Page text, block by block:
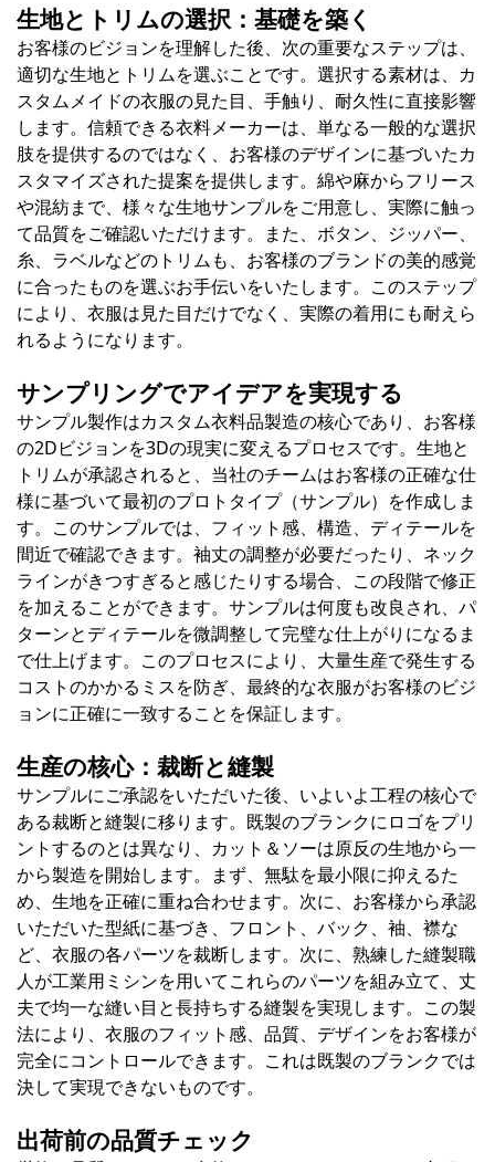
生地とトリムの選択：基礎を築く
お客様のビジョンを理解した後、次の重要なステップは、
適切な生地とトリムを選ぶことです。選択する素材は、カ
スタムメイドの衣服の見た目、手触り、耐久性に直接影響
します。信頼できる衣料メーカーは、単なる一般的な選択
肢を提供するのではなく、お客様のデザインに基づいたカ
スタマイズされた提案を提供します。綿や麻からフリース
や混紡まで、様々な生地サンプルをご用意し、実際に触っ
て品質をご確認いただけます。また、ボタン、ジッパー、
糸、ラベルなどのトリムも、お客様のブランドの美的感覚
に合ったものを選ぶお手伝いをいたします。このステップ
により、衣服は見た目だけでなく、実際の着用にも耐えら
れるようになります。
サンプリングでアイデアを実現する
サンプル製作はカスタム衣料品製造の核心であり、お客様
の2Dビジョンを3Dの現実に変えるプロセスです。生地と
トリムが承認されると、当社のチームはお客様の正確な仕
様に基づいて最初のプロトタイプ（サンプル）を作成しま
す。このサンプルでは、​​フィット感、構造、ディテールを
間近で確認できます。袖丈の調整が必要だったり、ネック
ラインがきつすぎると感じたりする場合、この段階で修正
を加えることができます。サンプルは何度も改良され、パ
ターンとディテールを微調整して完璧な仕上がりになるま
で仕上げます。このプロセスにより、大量生産で発生する
コストのかかるミスを防ぎ、最終的な衣服がお客様のビジ
ョンに正確に一致することを保証します。
生産の核心：裁断と縫製
サンプルにご承認をいただいた後、いよいよ工程の核心で
ある裁断と縫製に移ります。既製のブランクにロゴをプリ
ントするのとは異なり、カット＆ソーは原反の生地から一
から製造を開始します。まず、無駄を最小限に抑えるた
め、生地を正確に重ね合わせます。次に、お客様から承認
いただいた型紙に基づき、フロント、バック、袖、襟な
ど、衣服の各パーツを裁断します。次に、熟練した縫製職
人が工業用ミシンを用いてこれらのパーツを組み立て、丈
夫で均一な縫い目と長持ちする縫製を実現します。この製
法により、衣服のフィット感、品質、デザインをお客様が
完全にコントロールできます。これは既製のブランクでは
決して実現できないものです。
出荷前の品質チェック